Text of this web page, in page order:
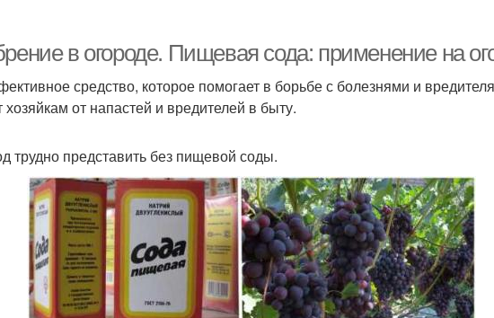
в огороде. Пищевая сода: применение на
средство, которое помогает в борьбе с болезнями и
от напастей и вредителей в быту.
трудно представить без пищевой соды.